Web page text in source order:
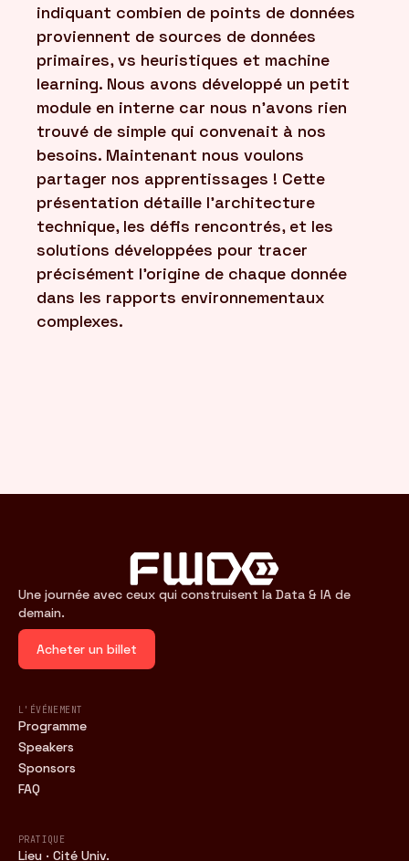
indiquant combien de points de données
proviennent de sources de données
primaires, vs heuristiques et machine
learning. Nous avons développé un petit
module en interne car nous n'avons rien
trouvé de simple qui convenait à nos
besoins. Maintenant nous voulons
partager nos apprentissages ! Cette
présentation détaille l'architecture
technique, les défis rencontrés, et les
solutions développées pour tracer
précisément l'origine de chaque donnée
dans les rapports environnementaux
complexes.
Une journée avec ceux qui construisent la Data & IA de
demain.
Acheter un billet
L'ÉVÉNEMENT
Programme
Speakers
Sponsors
FAQ
PRATIQUE
Lieu · Cité Univ.